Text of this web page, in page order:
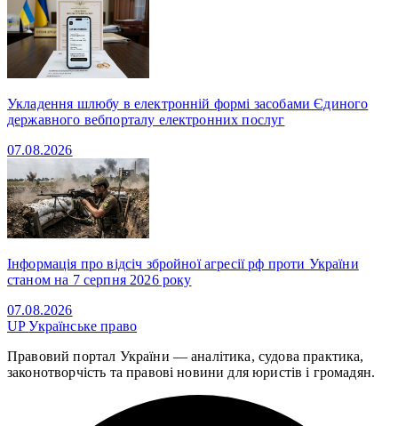
Укладення шлюбу в електронній формі засобами Єдиного
державного вебпорталу електронних послуг
07.08.2026
Інформація про відсіч збройної агресії рф проти України
станом на 7 серпня 2026 року
07.08.2026
UPУкраїнське право
Правовий портал України — аналітика, судова практика,
законотворчість та правові новини для юристів і громадян.